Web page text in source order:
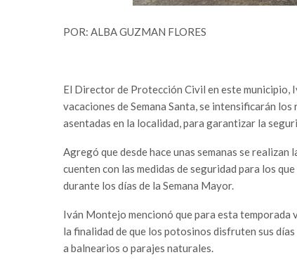
POR: ALBA GUZMAN FLORES
El Director de Protección Civil en este municipio,
vacaciones de Semana Santa, se intensificarán
asentadas en la localidad, para garantizar la
Agregó que desde hace unas semanas se
cuenten con las medidas de seguridad para los
durante los días de la Semana Mayor.
Iván Montejo mencionó que para esta temporada
la finalidad de que los potosinos disfruten sus
a balnearios o parajes naturales.